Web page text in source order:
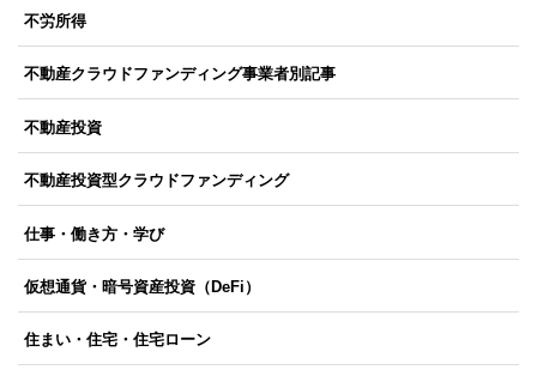
不労所得
不動産クラウドファンディング事業者別記事
不動産投資
不動産投資型クラウドファンディング
仕事・働き方・学び
仮想通貨・暗号資産投資（DeFi）
住まい・住宅・住宅ローン